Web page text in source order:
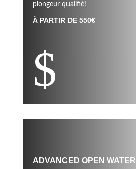
plongeur qualifié!
À PARTIR DE 550€
$
ADVANCED OPEN WATER